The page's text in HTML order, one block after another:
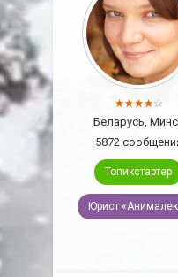
Беларусь,
5872
Топикстартер
Юрист